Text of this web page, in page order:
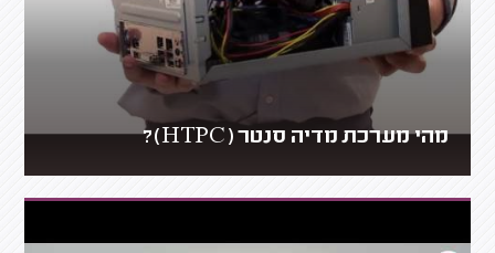
מהי מערכת מדיה סנטר (HTPC)?